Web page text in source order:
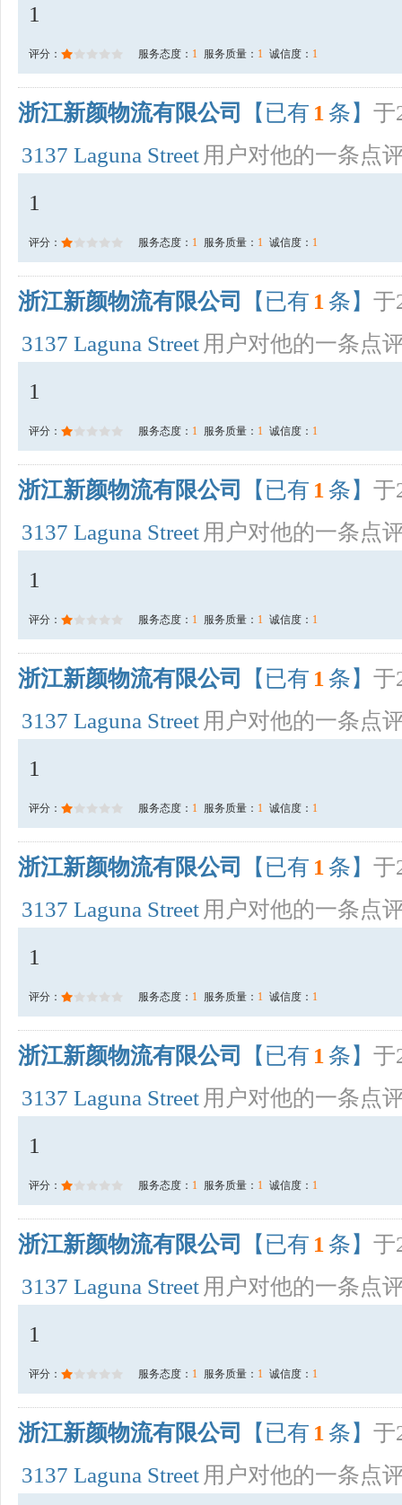
1
评分： 服务态度： 1 服务质量： 1 诚信度： 1
浙江新颜物流有限公司 【已有 1 条】 于
3137 Laguna Street 用户对他的一条点
1
评分： 服务态度： 1 服务质量： 1 诚信度： 1
浙江新颜物流有限公司 【已有 1 条】 于
3137 Laguna Street 用户对他的一条点
1
评分： 服务态度： 1 服务质量： 1 诚信度： 1
浙江新颜物流有限公司 【已有 1 条】 于
3137 Laguna Street 用户对他的一条点
1
评分： 服务态度： 1 服务质量： 1 诚信度： 1
浙江新颜物流有限公司 【已有 1 条】 于
3137 Laguna Street 用户对他的一条点
1
评分： 服务态度： 1 服务质量： 1 诚信度： 1
浙江新颜物流有限公司 【已有 1 条】 于
3137 Laguna Street 用户对他的一条点
1
评分： 服务态度： 1 服务质量： 1 诚信度： 1
浙江新颜物流有限公司 【已有 1 条】 于
3137 Laguna Street 用户对他的一条点
1
评分： 服务态度： 1 服务质量： 1 诚信度： 1
浙江新颜物流有限公司 【已有 1 条】 于
3137 Laguna Street 用户对他的一条点
1
评分： 服务态度： 1 服务质量： 1 诚信度： 1
浙江新颜物流有限公司 【已有 1 条】 于
3137 Laguna Street 用户对他的一条点